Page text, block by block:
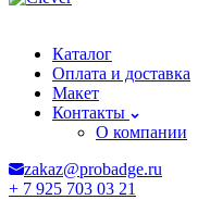
Каталог
Оплата и доставка
Макет
Контакты
О компании
zakaz@probadge.ru
+ 7 925 703 03 21